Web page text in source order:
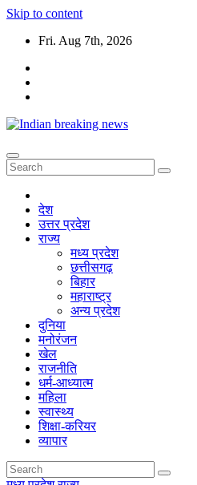
Skip to content
Fri. Aug 7th, 2026
देश
उत्तर प्रदेश
राज्य
मध्य प्रदेश
छत्तीसगढ़
बिहार
महाराष्ट्र
अन्य प्रदेश
दुनिया
मनोरंजन
खेल
राजनीति
धर्म-आध्यात्म
महिला
स्वास्थ्य
शिक्षा-करियर
व्यापार